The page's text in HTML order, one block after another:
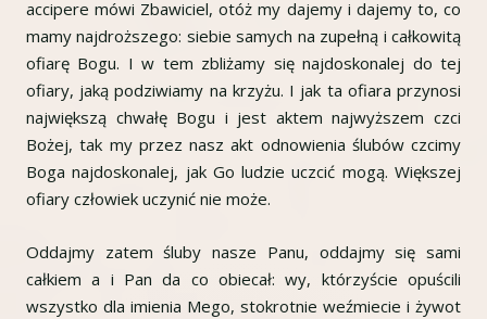
accipere mówi Zbawiciel, otóż my dajemy i dajemy to, co
mamy najdroższego: siebie samych na zupełną i całkowitą
ofiarę Bogu. I w tem zbliżamy się najdoskonalej do tej
ofiary, jaką podziwiamy na krzyżu. I jak ta ofiara przynosi
największą chwałę Bogu i jest aktem najwyższem czci
Bożej, tak my przez nasz akt odnowienia ślubów czcimy
Boga najdoskonalej, jak Go ludzie uczcić mogą. Większej
ofiary człowiek uczynić nie może.
Oddajmy zatem śluby nasze Panu, oddajmy się sami
całkiem a i Pan da co obiecał: wy, którzyście opuścili
wszystko dla imienia Mego, stokrotnie weźmiecie i żywot